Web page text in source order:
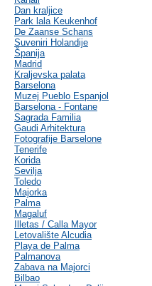
Dan kraljice
Park lala Keukenhof
De Zaanse Schans
Suveniri Holandije
Španija
Madrid
Kraljevska palata
Barselona
Muzej Pueblo Espanjol
Barselona - Fontane
Sagrada Familia
Gaudi Arhitektura
Fotografije Barselone
Tenerife
Korida
Sevilja
Toledo
Majorka
Palma
Magaluf
Illetas / Calla Mayor
Letovalište Alcudia
Playa de Palma
Palmanova
Zabava na Majorci
Bilbao